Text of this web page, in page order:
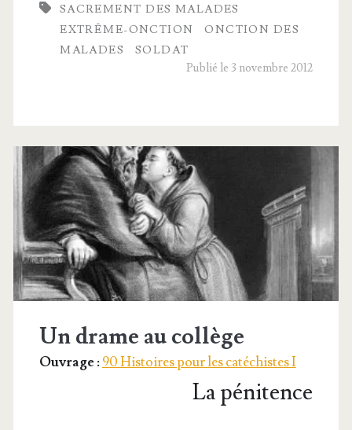
ment
qui
SACREMENT DES MALADES
EXTRÊME-ONCTION
ONCTION DES
MALADES
SOLDAT
Publié le 3 novembre 2012
Un drame au collège
Ouvrage :90 Histoires pour les catéchistes I
La pénitence